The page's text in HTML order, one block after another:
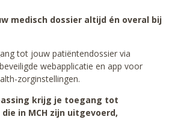
medisch dossier altijd én overal bij
tot jouw patiëntendossier via
webapplicatie en app voor
zorginstellingen.
krijg je toegang tot
in MCH zijn uitgevoerd,